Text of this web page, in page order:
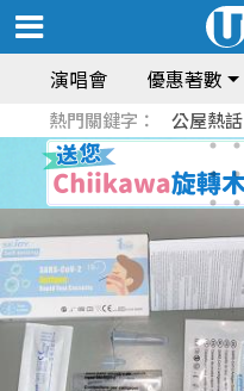
演唱會 優惠著數
熱門關鍵字： 公屋熱話